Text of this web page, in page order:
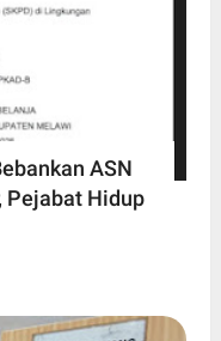
ASN
Pejabat Hidup